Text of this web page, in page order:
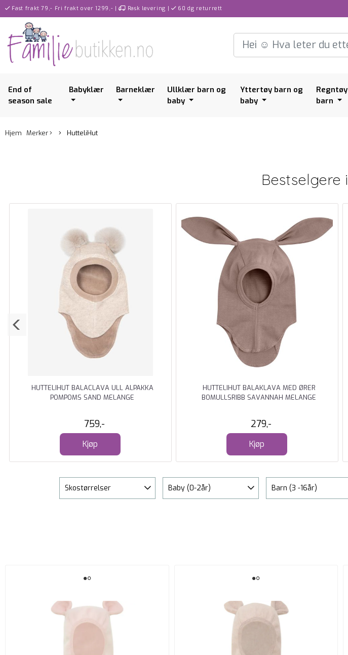
Fast frakt 79,- Fri frakt over 1299,- | Rask levering | 60 dg returrett
End of
season sale
Babyklær Barneklær
Ullklær barn og
baby
Yttertøy barn og
baby
Regntøy
barn
Hjem Merker HutteliHut
Bestselgere i
HUTTELIHUT BALACLAVA ULL ALPAKKA
POMPOMS SAND MELANGE
759,-
Kjøp
HUTTELIHUT BALAKLAVA MED ØRER
BOMULLSRIBB SAVANNAH MELANGE
279,-
Kjøp
Skostørrelser Baby (0-2år) Barn (3 -16år)